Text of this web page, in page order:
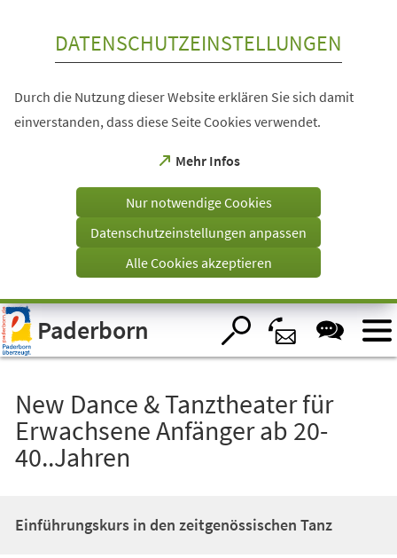
Visuelle
Assistenzsoftware
öffnen.
DATENSCHUTZEINSTELLUNGEN
Durch die Nutzung dieser Website erklären Sie sich damit
einverstanden, dass diese Seite Cookies verwendet.
Mehr Infos
(Öffnet
einem
Tab)
Nur notwendige Cookies
Datenschutzeinstellungen anpassen
Alle Cookies akzeptieren
Paderborn
New Dance & Tanztheater für
Erwachsene Anfänger ab 20-
40..Jahren
Einführungskurs in den zeitgenössischen Tanz